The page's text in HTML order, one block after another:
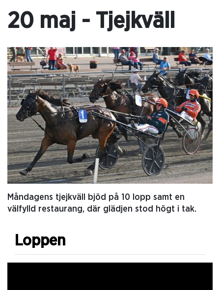
20 maj - Tjejkväll
Måndagens tjejkväll bjöd på 10 lopp samt en
välfylld restaurang, där glädjen stod högt i tak.
Loppen